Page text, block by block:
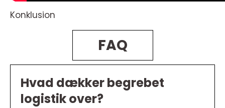
Konklusion
FAQ
Hvad dækker begrebet
logistik over?